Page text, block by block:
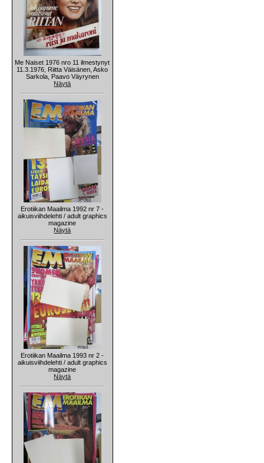
Me Naiset 1976 nro 11 ilmestynyt
11.3.1976, Riitta Väisänen, Asko
Sarkola, Paavo Väyrynen
Näytä
Erotiikan Maailma 1992 nr 7 -
aikuisviihdelehti / adult graphics
magazine
Näytä
Erotiikan Maailma 1993 nr 2 -
aikuisviihdelehti / adult graphics
magazine
Näytä